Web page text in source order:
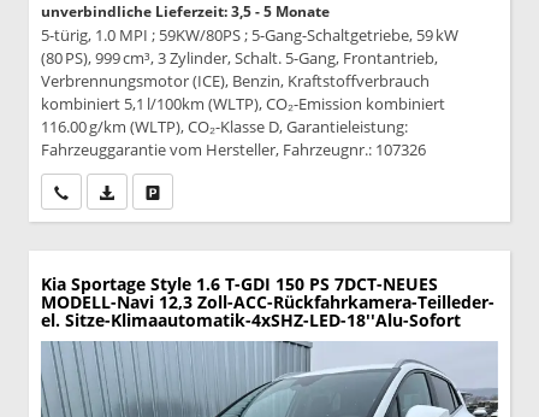
unverbindliche Lieferzeit: 3,5 - 5 Monate
5-türig, 1.0 MPI ; 59KW/80PS ; 5-Gang-Schaltgetriebe, 59 kW
(80 PS), 999 cm³, 3 Zylinder, Schalt. 5-Gang, Frontantrieb,
Verbrennungsmotor (ICE), Benzin, Kraftstoffverbrauch
kombiniert 5,1 l/100km (WLTP), CO₂-Emission kombiniert
116.00 g/km (WLTP), CO₂-Klasse D, Garantieleistung:
Fahrzeuggarantie vom Hersteller, Fahrzeugnr.: 107326
Wir rufen Sie anPDF-Datei, Fahrzeugexposé drucken
Kia Sportage Style 1.6 T-GDI 150 PS 7DCT-NEUES
MODELL-Navi 12,3 Zoll-ACC-Rückfahrkamera-Teilleder-
el. Sitze-Klimaautomatik-4xSHZ-LED-18''Alu-Sofort